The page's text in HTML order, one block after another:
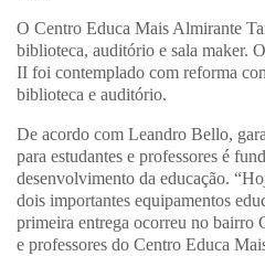
O Centro Educa Mais Almirante
biblioteca, auditório e sala maker.
II foi contemplado com reforma
biblioteca e auditório.
De acordo com Leandro Bello,
para estudantes e professores é
desenvolvimento da educação.
dois importantes equipamentos
primeira entrega ocorreu no bairro
e professores do Centro Educa